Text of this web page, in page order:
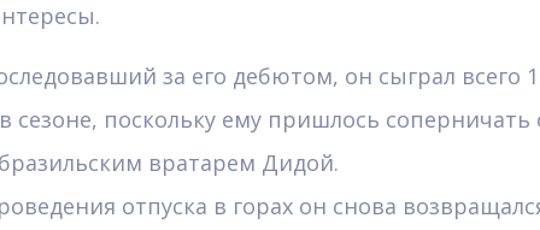
за его дебютом, он сыграл всего
сезоне, поскольку ему пришлось соперничать
вратарем Дидой.
отпуска в горах он снова